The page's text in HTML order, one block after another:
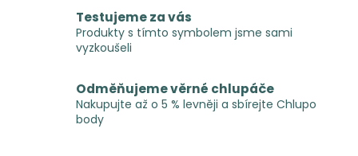
Testujeme za vás
Produkty s tímto symbolem jsme sami
vyzkoušeli
Odměňujeme věrné chlupáče
Nakupujte až o 5 % levněji a sbírejte Chlupo
body